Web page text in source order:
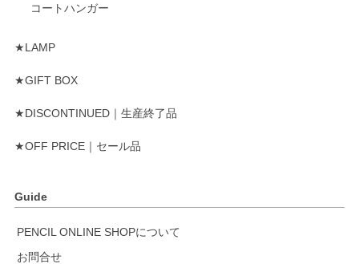
コートハンガー
★LAMP
★GIFT BOX
★DISCONTINUED｜生産終了品
★OFF PRICE｜セール品
Guide
PENCIL ONLINE SHOPについて
お問合せ